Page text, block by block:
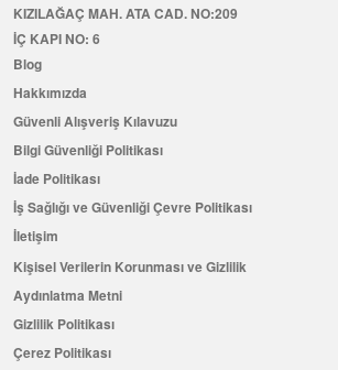
KIZILAĞAÇ MAH. ATA CAD. NO:209
İÇ KAPI NO: 6
Blog
Hakkımızda
Güvenli Alışveriş Kılavuzu
Bilgi Güvenliği Politikası
İade Politikası
İş Sağlığı ve Güvenliği Çevre Politikası
İletişim
Kişisel Verilerin Korunması ve Gizlilik
Aydınlatma Metni
Gizlilik Politikası
Çerez Politikası